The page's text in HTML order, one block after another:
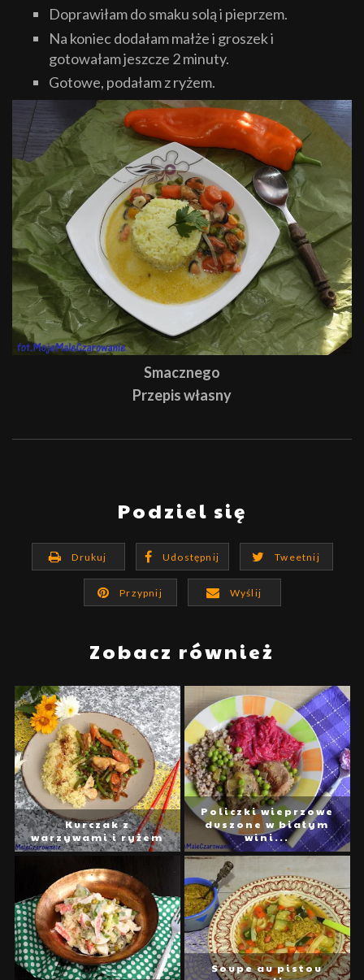
Doprawiłam do smaku solą i pieprzem.
Na koniec dodałam małże i groszek i
gotowałam jeszcze 2 minuty.
Gotowe, podałam z ryżem.
Smacznego
Przepis własny
Podziel się
Drukuj Udostępnij Tweetnij
Przypnij Wyślij
Zobacz również
Kurczak z
warzywami i ryżem
Policzki wieprzowe
duszone w białym
wini...
Soupe au pistou